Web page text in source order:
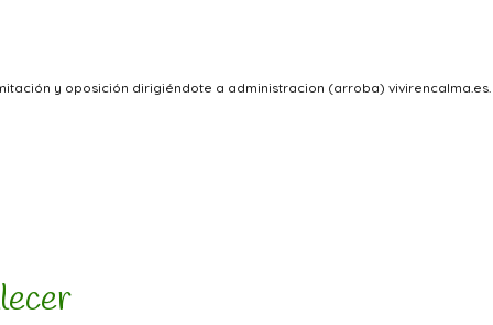
y oposición dirigiéndote a administracion (arroba) vivirencalma.es.